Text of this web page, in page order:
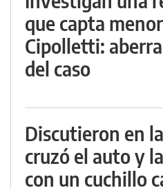
que capta
Cipolletti:
del caso
Discutieron en
cruzó el auto y
con un cuchillo